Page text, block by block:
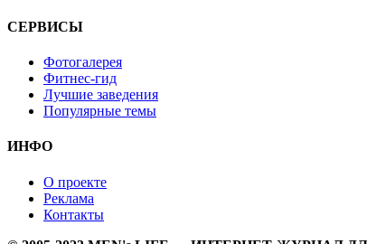
СЕРВИСЫ
Фотогалерея
Фитнес-гид
Лучшие заведения
Популярные темы
ИНФО
О проекте
Реклама
Контакты